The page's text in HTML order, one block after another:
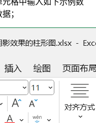
格中输入如下示例数
；